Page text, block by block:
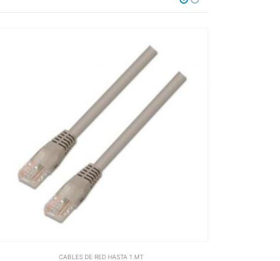
CABLES DE RED HASTA 1 MT